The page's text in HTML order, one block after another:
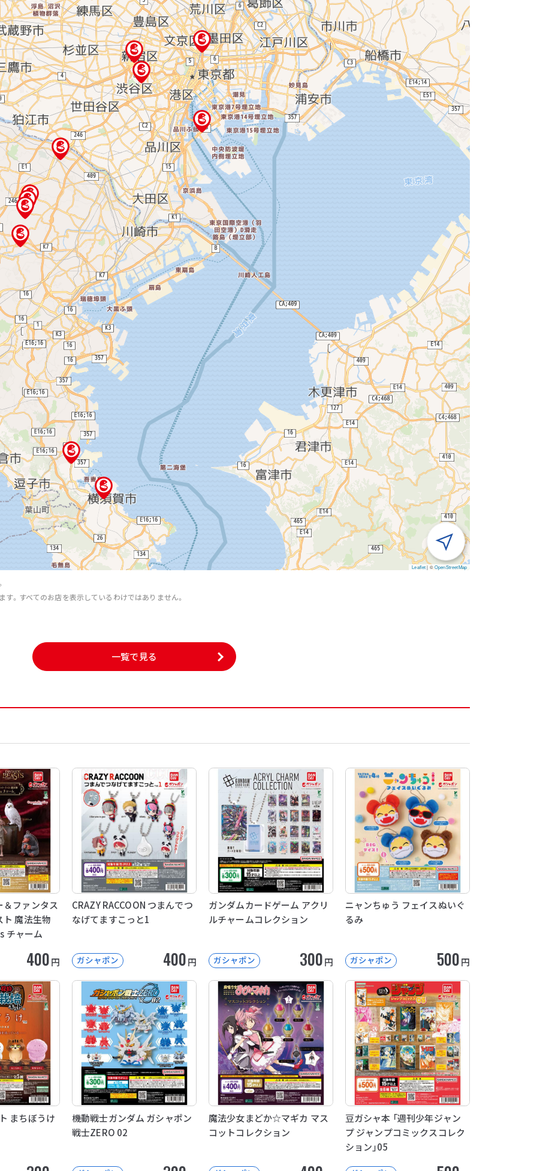
Leaflet | ©OpenStreetMap
。すべてのお店を表示しているわけではありません。
一覧で見る
＆ファンタス
ト 魔法生物
チャーム
400円
CRAZY RACCOON つまんでつ
なげてますこっと1
ガシャポン 400円
ガンダムカードゲーム アクリ
ルチャームコレクション
ガシャポン 300円
ニャンちゅう フェイスぬいぐ
るみ
ガシャポン 500円
まちぼうけ
機動戦士ガンダム ガシャポン
戦士ZERO 02
魔法少女まどか☆マギカ マス
コットコレクション
豆ガシャ本 「週刊少年ジャン
プ ジャンプコミックスコレク
ション」05